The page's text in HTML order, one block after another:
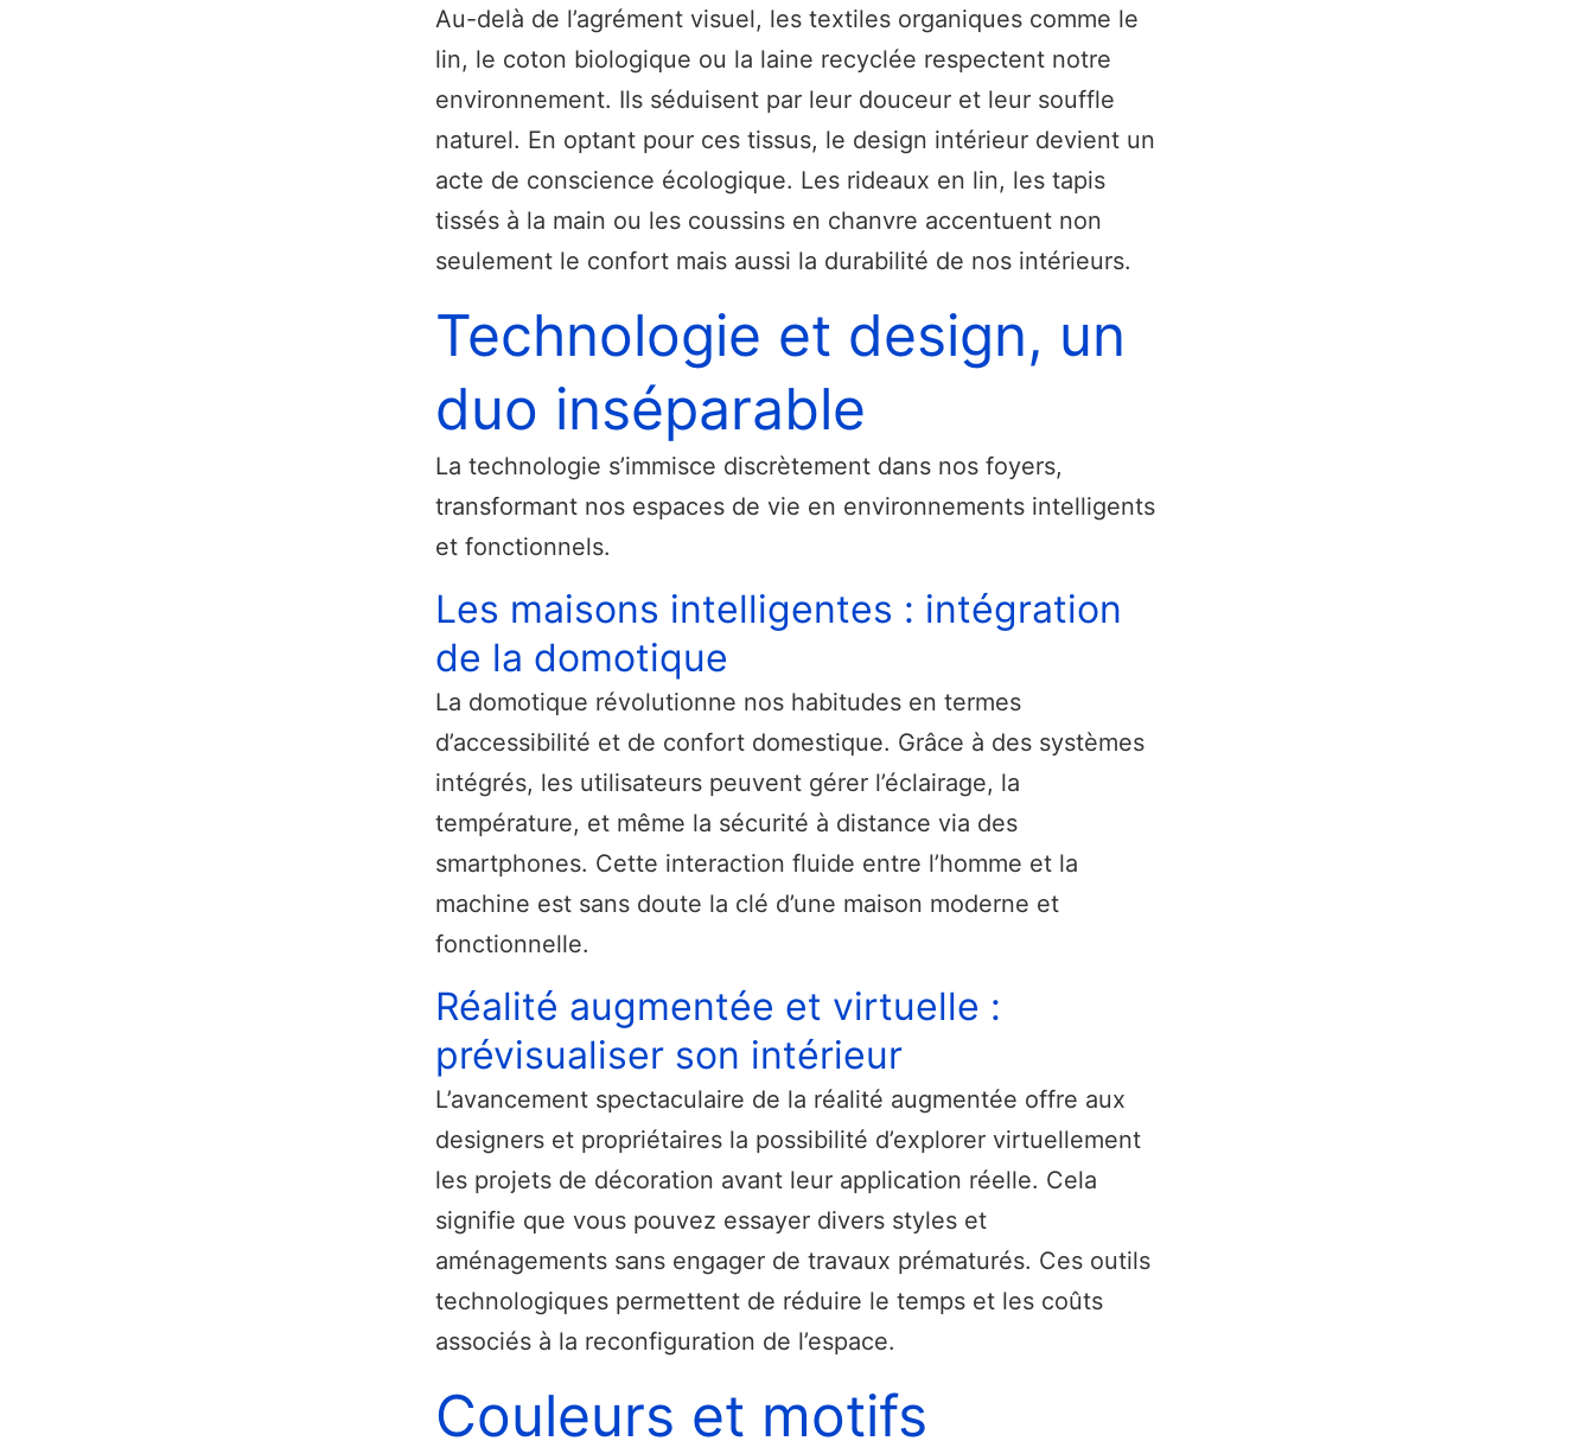
Au-delà de l’agrément visuel, les textiles organiques comme le
lin, le coton biologique ou la laine recyclée respectent notre
environnement. Ils séduisent par leur douceur et leur souffle
naturel. En optant pour ces tissus, le design intérieur devient un
acte de conscience écologique. Les rideaux en lin, les tapis
tissés à la main ou les coussins en chanvre accentuent non
seulement le confort mais aussi la durabilité de nos intérieurs.
Technologie et design, un
duo inséparable
La technologie s’immisce discrètement dans nos foyers,
transformant nos espaces de vie en environnements intelligents
et fonctionnels.
Les maisons intelligentes : intégration
de la domotique
La domotique révolutionne nos habitudes en termes
d’accessibilité et de confort domestique. Grâce à des systèmes
intégrés, les utilisateurs peuvent gérer l’éclairage, la
température, et même la sécurité à distance via des
smartphones. Cette interaction fluide entre l’homme et la
machine est sans doute la clé d’une maison moderne et
fonctionnelle.
Réalité augmentée et virtuelle :
prévisualiser son intérieur
L’avancement spectaculaire de la réalité augmentée offre aux
designers et propriétaires la possibilité d’explorer virtuellement
les projets de décoration avant leur application réelle. Cela
signifie que vous pouvez essayer divers styles et
aménagements sans engager de travaux prématurés. Ces outils
technologiques permettent de réduire le temps et les coûts
associés à la reconfiguration de l’espace.
Couleurs et motifs